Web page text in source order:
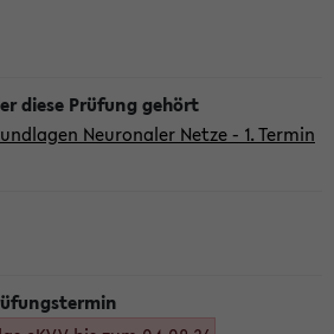
Neuronaler Netze - 1. Termin